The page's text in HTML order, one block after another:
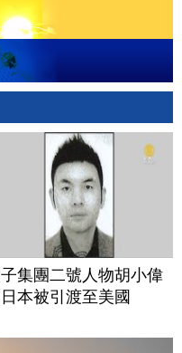
集團二號人物胡小偉
本被引渡至美國